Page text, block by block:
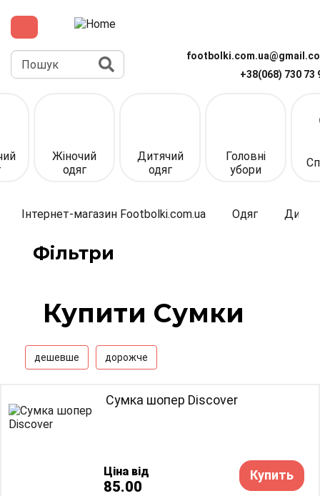
до
основного
вмісту
Пошук
+38(068) 730 73
Жіночий
одяг
Дитячий
одяг
Головні
убори
Інтернет-магазин Footbolki.com.ua Одяг
Фільтри
Купити Сумки
дешевше дорожче
Сумка шопер Discover
Ціна від
85.00
Купить